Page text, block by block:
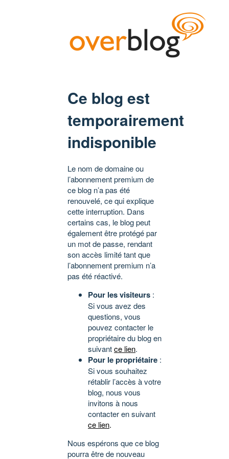
Ce blog est
temporairement
indisponible
Le nom de domaine ou
l’abonnement premium de
ce blog n’a pas été
renouvelé, ce qui explique
cette interruption. Dans
certains cas, le blog peut
également être protégé par
un mot de passe, rendant
son accès limité tant que
l’abonnement premium n’a
pas été réactivé.
Pour les visiteurs :
Si vous avez des
questions, vous
pouvez contacter le
propriétaire du blog en
suivantce lien.
Pour le propriétaire :
Si vous souhaitez
rétablir l’accès à votre
blog, nous vous
invitons à nous
contacter en suivant
ce lien.
Nous espérons que ce blog
pourra être de nouveau